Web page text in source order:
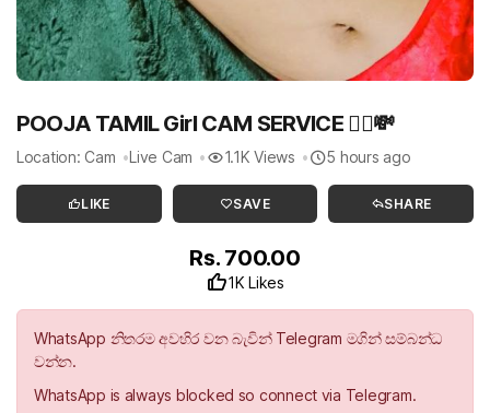
POOJA TAMIL Girl CAM SERVICE 💁‍♀️💸
Location: Cam Live Cam 1.1K Views 5 hours ago
LIKE SAVE SHARE
Rs. 700.00
1K Likes
WhatsApp නිතරම අවහිර වන බැවින් Telegram මගින් සම්බන්ධ
වන්න.
WhatsApp is always blocked so connect via Telegram.